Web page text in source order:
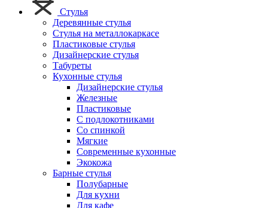
Стулья
Деревянные стулья
Стулья на металлокаркасе
Пластиковые стулья
Дизайнерские стулья
Табуреты
Кухонные стулья
Дизайнерские стулья
Железные
Пластиковые
С подлокотниками
Со спинкой
Мягкие
Современные кухонные
Экокожа
Барные стулья
Полубарные
Для кухни
Для кафе